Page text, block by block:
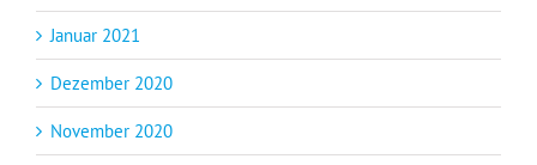
Januar 2021
Dezember 2020
November 2020